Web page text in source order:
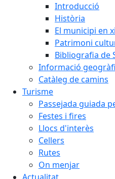
Introducció
Història
El municipi en
Patrimoni
Bibliografia de
Informació
Catàleg de camins
Turisme
Passejada guiada
Festes i fires
Llocs d'interès
Cellers
Rutes
On menjar